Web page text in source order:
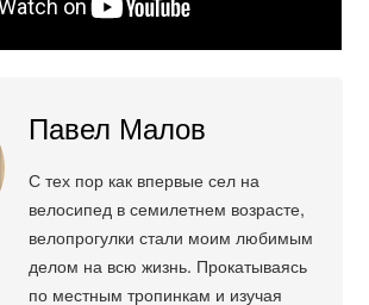
Павел Малов
С тех пор как впервые сел на
велосипед в семилетнем возрасте,
велопрогулки стали моим любимым
делом на всю жизнь. Прокатываясь
по местным тропинкам и изучая